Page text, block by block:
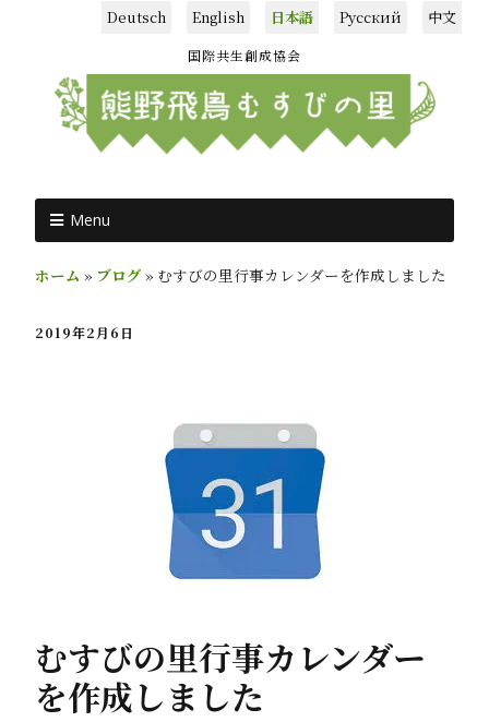
Deutsch English 日本語 Русский 中文
国際共生創成協会
Menu
ホーム » ブログ » むすびの里行事カレンダーを作成しました
2019年2月6日
むすびの里行事カレンダー
を作成しました